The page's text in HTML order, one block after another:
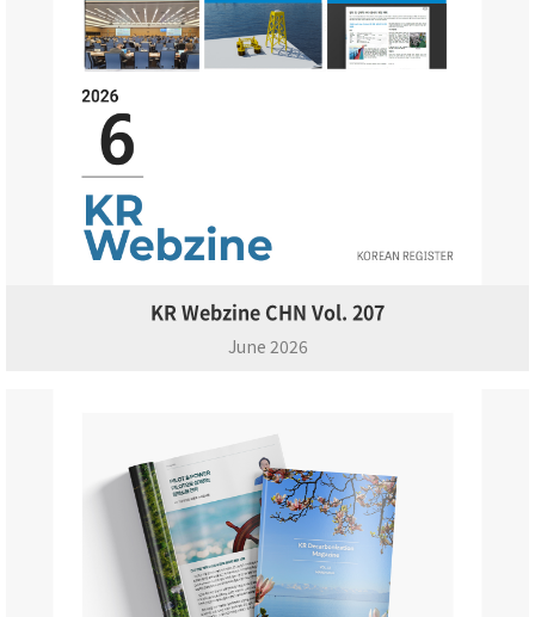
KR Webzine CHN Vol. 207
June 2026